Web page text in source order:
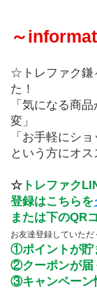
～
☆トレファク鎌
た！
「気になる商
変」
「お手軽にシ
という方にオス
☆ トレファク
登録はこちらを
または下のQR
お友達登録していただ
①ポイントが貯
②クーポンが届
③キャンペーン